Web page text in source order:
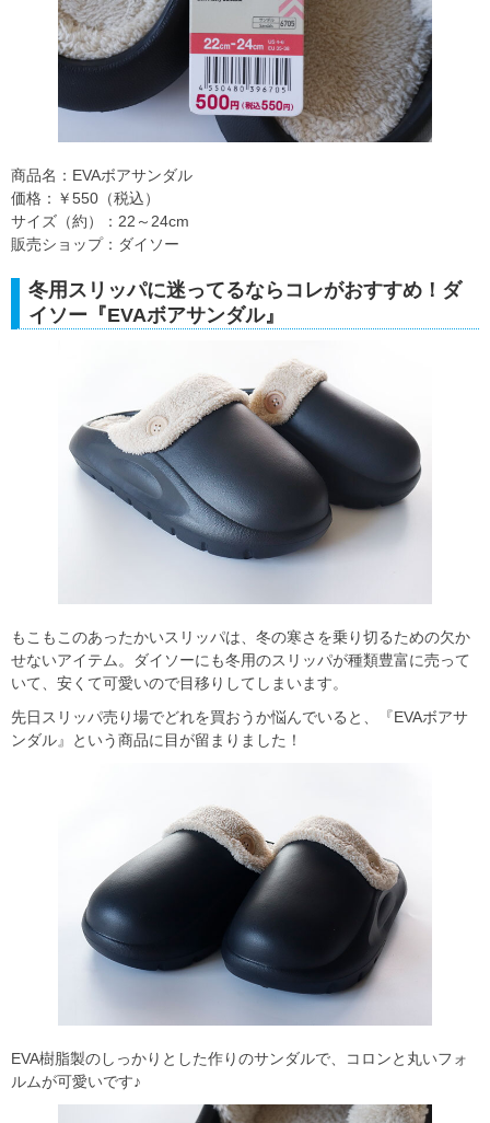
商品名：EVAボアサンダル
価格：￥550（税込）
サイズ（約）：22～24cm
販売ショップ：ダイソー
冬用スリッパに迷ってるならコレがおすすめ！ダ
イソー『EVAボアサンダル』
もこもこのあったかいスリッパは、冬の寒さを乗り切るための欠か
せないアイテム。ダイソーにも冬用のスリッパが種類豊富に売って
いて、安くて可愛いので目移りしてしまいます。
先日スリッパ売り場でどれを買おうか悩んでいると、『EVAボアサ
ンダル』という商品に目が留まりました！
EVA樹脂製のしっかりとした作りのサンダルで、コロンと丸いフォ
ルムが可愛いです♪